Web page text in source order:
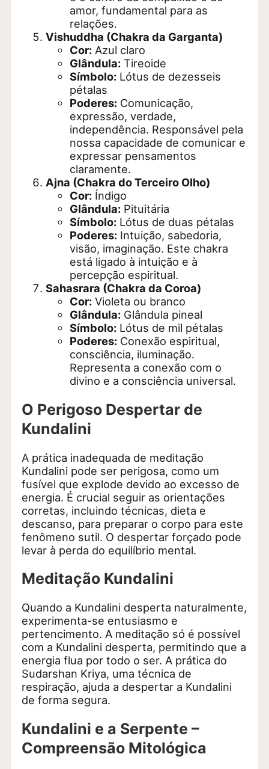
amor, fundamental para as
relações.
Vishuddha (Chakra da Garganta)
Cor: Azul claro
Glândula: Tireoide
Símbolo: Lótus de dezesseis
pétalas
Poderes: Comunicação,
expressão, verdade,
independência. Responsável pela
nossa capacidade de comunicar e
expressar pensamentos
claramente.
Ajna (Chakra do Terceiro Olho)
Cor: Índigo
Glândula: Pituitária
Símbolo: Lótus de duas pétalas
Poderes: Intuição, sabedoria,
visão, imaginação. Este chakra
está ligado à intuição e à
percepção espiritual.
Sahasrara (Chakra da Coroa)
Cor: Violeta ou branco
Glândula: Glândula pineal
Símbolo: Lótus de mil pétalas
Poderes: Conexão espiritual,
consciência, iluminação.
Representa a conexão com o
divino e a consciência universal.
O Perigoso Despertar de
Kundalini
A prática inadequada de meditação
Kundalini pode ser perigosa, como um
fusível que explode devido ao excesso de
energia. É crucial seguir as orientações
corretas, incluindo técnicas, dieta e
descanso, para preparar o corpo para este
fenômeno sutil. O despertar forçado pode
levar à perda do equilíbrio mental.
Meditação Kundalini
Quando a Kundalini desperta naturalmente,
experimenta-se entusiasmo e
pertencimento. A meditação só é possível
com a Kundalini desperta, permitindo que a
energia flua por todo o ser. A prática do
Sudarshan Kriya, uma técnica de
respiração, ajuda a despertar a Kundalini
de forma segura.
Kundalini e a Serpente –
Compreensão Mitológica